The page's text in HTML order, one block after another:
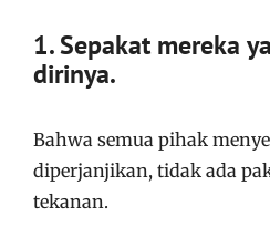
1. Sepakat mereka
dirinya.
Bahwa semua pihak
diperjanjikan, tidak ada
tekanan.